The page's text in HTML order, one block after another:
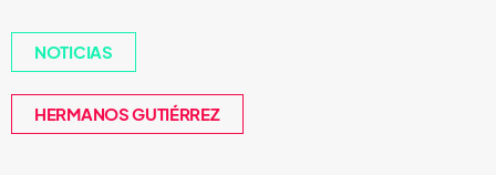
NOTICIAS
HERMANOS GUTIÉRREZ